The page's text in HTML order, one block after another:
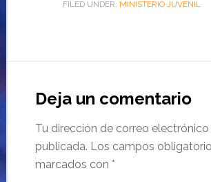
FILED UNDER: MINISTERIO JUVENIL
Deja un comentario
Tu dirección de correo electrónico
publicada. Los campos
marcados con *